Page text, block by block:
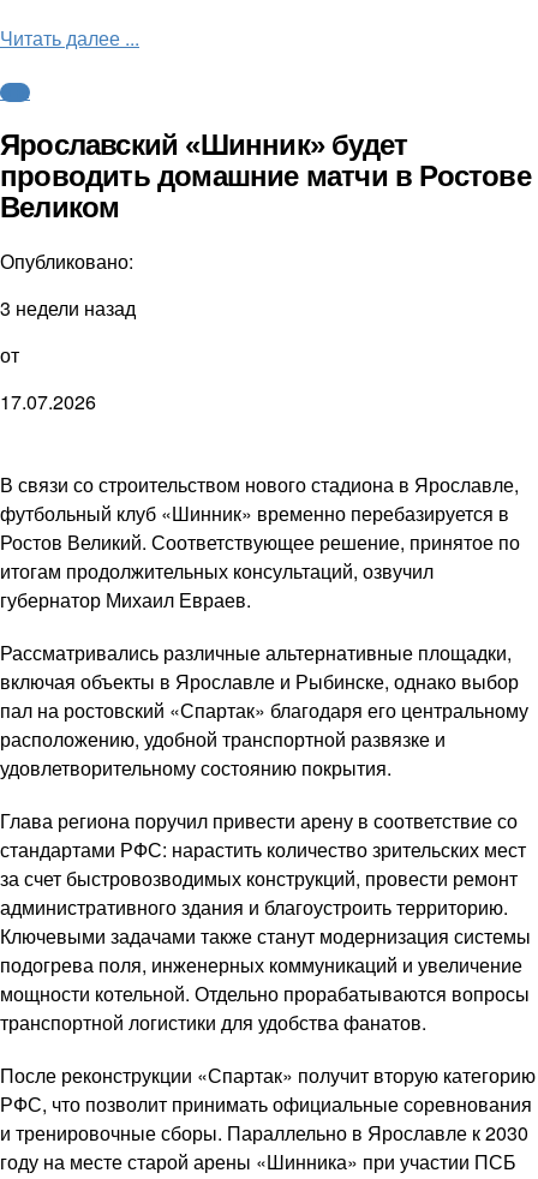
Читать далее ...
ФНЛ
Ярославский «Шинник» будет
проводить домашние матчи в Ростове
Великом
Опубликовано:
3 недели назад
от
17.07.2026
В связи со строительством нового стадиона в Ярославле,
футбольный клуб «Шинник» временно перебазируется в
Ростов Великий. Соответствующее решение, принятое по
итогам продолжительных консультаций, озвучил
губернатор Михаил Евраев.
Рассматривались различные альтернативные площадки,
включая объекты в Ярославле и Рыбинске, однако выбор
пал на ростовский «Спартак» благодаря его центральному
расположению, удобной транспортной развязке и
удовлетворительному состоянию покрытия.
Глава региона поручил привести арену в соответствие со
стандартами РФС: нарастить количество зрительских мест
за счет быстровозводимых конструкций, провести ремонт
административного здания и благоустроить территорию.
Ключевыми задачами также станут модернизация системы
подогрева поля, инженерных коммуникаций и увеличение
мощности котельной. Отдельно прорабатываются вопросы
транспортной логистики для удобства фанатов.
После реконструкции «Спартак» получит вторую категорию
РФС, что позволит принимать официальные соревнования
и тренировочные сборы. Параллельно в Ярославле к 2030
году на месте старой арены «Шинника» при участии ПСБ